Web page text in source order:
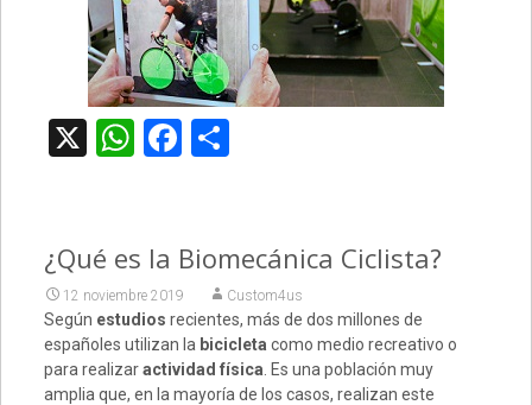
X WhatsApp
Facebook
Compartir
¿Qué es la Biomecánica Ciclista?
12 noviembre 2019 Custom4us
Según estudios recientes, más de dos millones de
españoles utilizan la bicicleta como medio recreativo o
para realizaractividad física . Es una población muy
amplia que, en la mayoría de los casos, realizan este